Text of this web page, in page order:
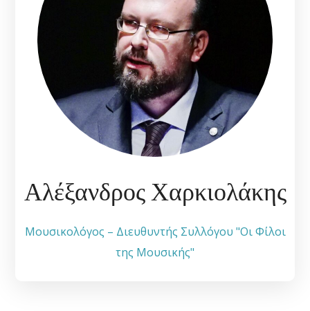
Αλέξανδρος Χαρκιολάκης
Μουσικολόγος – Διευθυντής Συλλόγου "Οι Φίλοι
της Μουσικής"